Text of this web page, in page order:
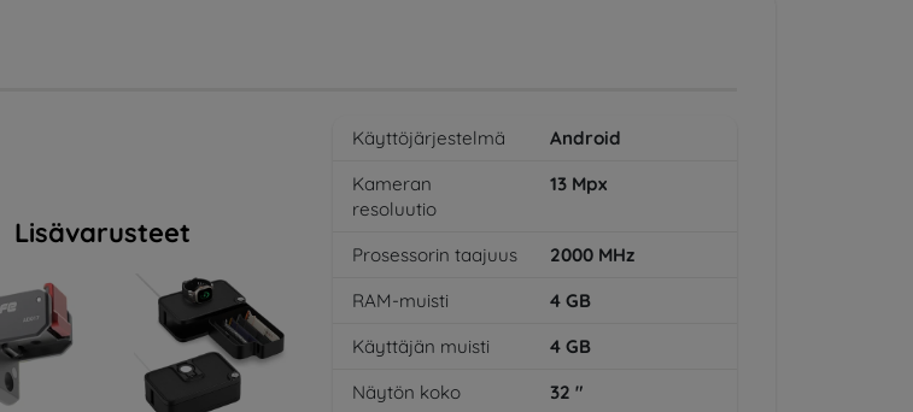
Lisävarusteet
Käyttöjärjestelmä
Android
Kameran
resoluutio
13 Mpx
Prosessorin taajuus 2000 MHz
RAM-muisti
4 GB
Käyttäjän muisti
4 GB
Näytön koko
32 "